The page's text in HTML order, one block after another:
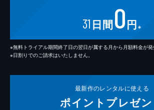
31 日間0円 ※
※無料トライアル期間終了日の翌日が属する月から月額料金が発
※日割りでのご請求はいたしません。
最新作のレンタルに使える
ポイント プレゼン